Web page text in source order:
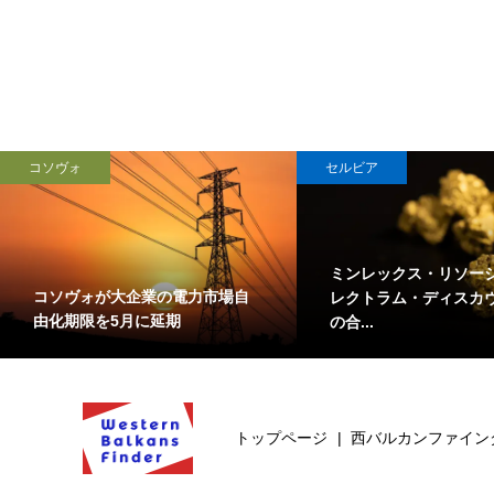
コソヴォ
コソヴォが大企業の電力市場自
由化期限を5月に延期
セルビア
ミンレックス・リソー
レクトラム・ディスカ
の合...
トップページ 西バルカンファイ